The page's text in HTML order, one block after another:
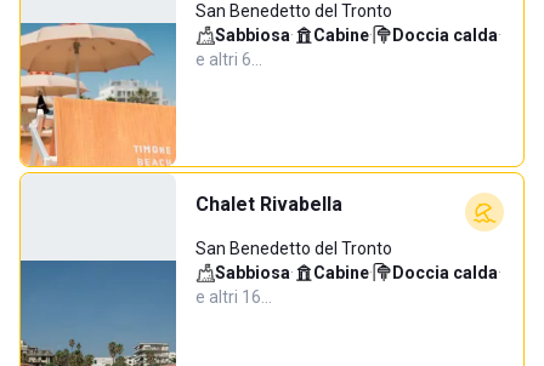
San Benedetto del Tronto
Sabbiosa· Cabine· Doccia calda·
e altri 6…
Chalet Rivabella
San Benedetto del Tronto
Sabbiosa· Cabine· Doccia calda·
e altri 16…